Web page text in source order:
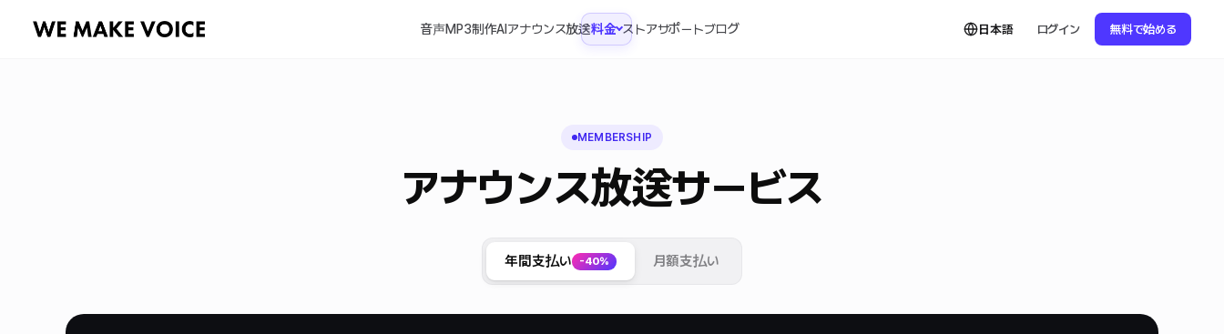
音声MP3制作AIアナウンス放送料金 ストアサポートブログ 日本語 ログイン 無料で始める
MEMBERSHIP
アナウンス放送サービス
年間支払い -40% 月額支払い